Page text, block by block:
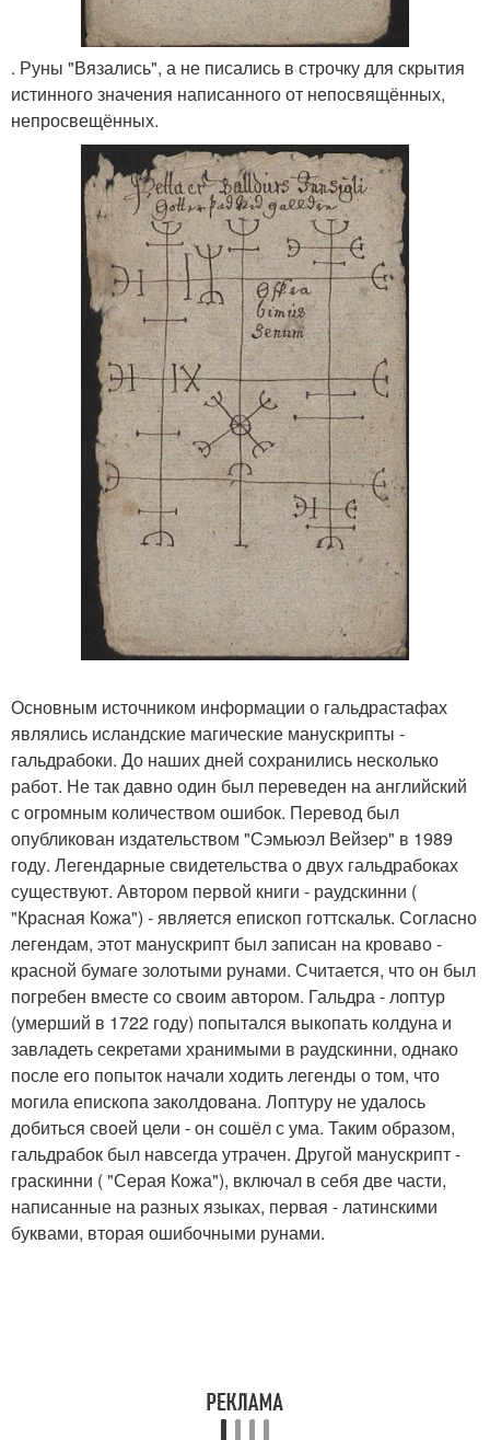
. Руны "Вязались", а не писались в строчку для скрытия
истинного значения написанного от непосвящённых,
непросвещённых.
Основным источником информации о гальдрастафах
являлись исландские магические манускрипты -
гальдрабоки. До наших дней сохранились несколько
работ. Не так давно один был переведен на английский
с огромным количеством ошибок. Перевод был
опубликован издательством "Сэмьюэл Вейзеp" в 1989
году. Легендарные свидетельства о двух гальдрабоках
существуют. Автором первой книги - раудскинни (
"Красная Кожа") - является епископ готтскальк. Согласно
легендам, этот манускрипт был записан на кроваво -
красной бумаге золотыми рунами. Считается, что он был
погребен вместе со своим автором. Гальдра - лоптур
(умерший в 1722 году) попытался выкопать колдуна и
завладеть секретами хранимыми в раудскинни, однако
после его попыток начали ходить легенды о том, что
могила епископа заколдована. Лоптуру не удалось
добиться своей цели - он сошёл с ума. Таким образом,
гальдрабок был навсегда утрачен. Другой манускрипт -
граскинни ( "Серая Кожа"), включал в себя две части,
написанные на разных языках, первая - латинскими
буквами, вторая ошибочными рунами.